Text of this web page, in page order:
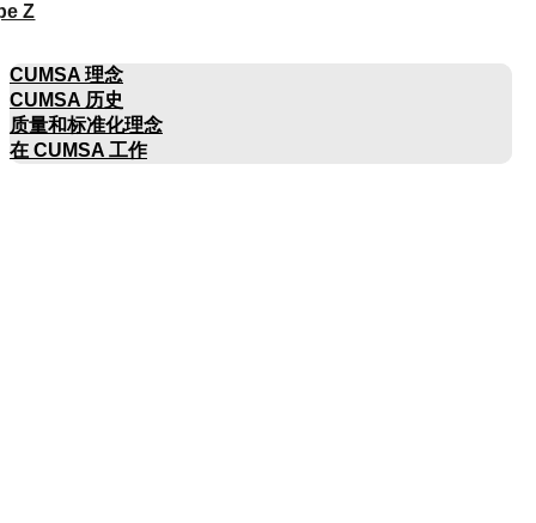
Z
CUMSA 理念
CUMSA 历史
质量和标准化理念
在 CUMSA 工作